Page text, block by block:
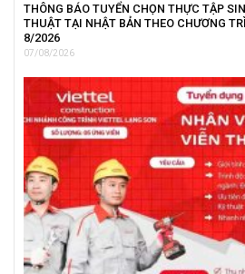
THÔNG BÁO TUYỂN CHỌN THỰC TẬP
THUẬT TẠI NHẬT BẢN THEO CHƯƠNG
8/2026
07/08/2026